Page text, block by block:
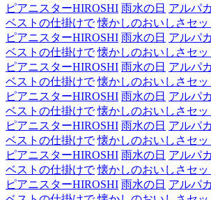
ピアニスターHIROSHI 雨水の日 アルパ
ベストの仕掛けで 懐かしのおいしさセッ
ピアニスターHIROSHI 雨水の日 アルパ
ベストの仕掛けで 懐かしのおいしさセッ
ピアニスターHIROSHI 雨水の日 アルパ
ベストの仕掛けで 懐かしのおいしさセッ
ピアニスターHIROSHI 雨水の日 アルパ
ベストの仕掛けで 懐かしのおいしさセッ
ピアニスターHIROSHI 雨水の日 アルパ
ベストの仕掛けで 懐かしのおいしさセッ
ピアニスターHIROSHI 雨水の日 アルパ
ベストの仕掛けで 懐かしのおいしさセッ
ピアニスターHIROSHI 雨水の日 アルパ